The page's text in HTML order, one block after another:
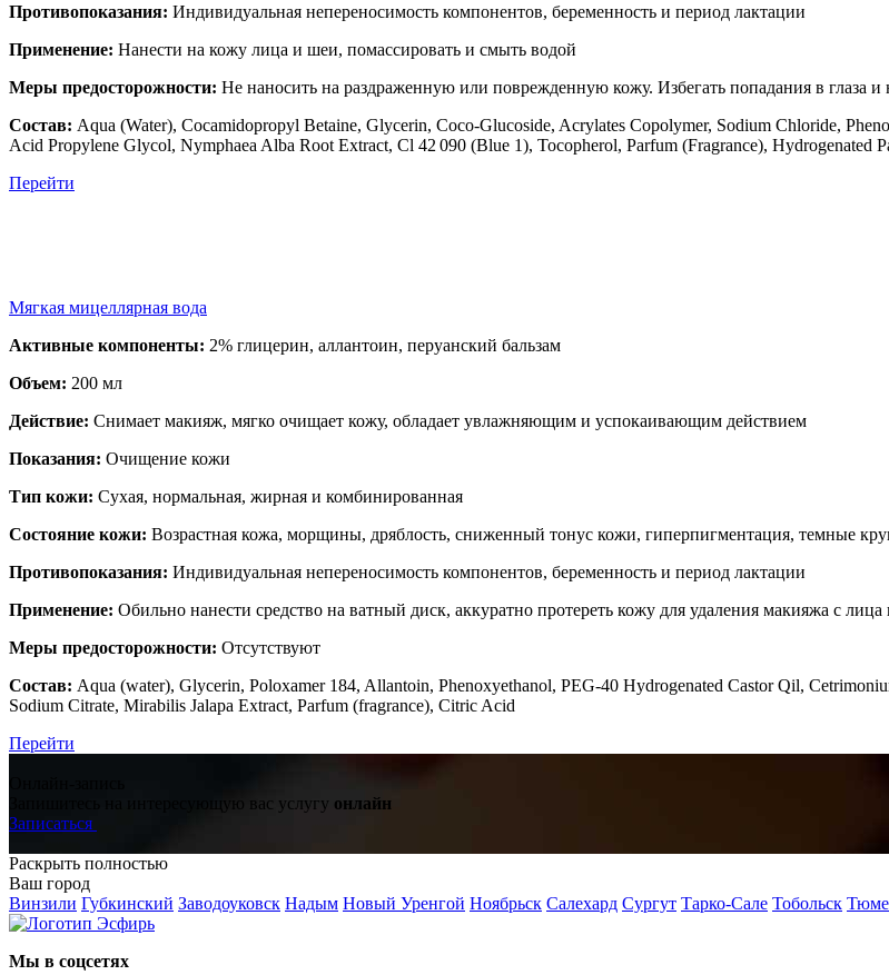
Противопоказания: Индивидуальная непереносимость компонентов, беременность и период лактации
Применение: Нанести на кожу лица и шеи, помассировать и смыть водой
Меры предосторожности: Не наносить на раздраженную или поврежденную кожу. Избегать попадания в глаза и
Состав: Aqua (Water), Cocamidopropyl Betaine, Glycerin, Coco-Glucoside, Acrylates Copolymer, Sodium Chloride,
Acid Propylene Glycol, Nymphaea Alba Root Extract, Cl 42 090 (Blue 1), Tocopherol, Parfum (Fragrance), Hydrogenated
Перейти
Мяг кая мицеллярная вода
Активные компоненты: 2% глицерин, аллантоин, перуанский бальзам
Объем: 200 мл
Действие: Снимает макияж, мягко очищает кожу, обладает увлажняющим и успокаивающим действием
Показания: Очищение кожи
Тип кожи: Сухая, нормальная, жирная и комбинированная
Состояние кожи: Возрастная кожа, морщины, дряблость, сниженный тонус кожи, гиперпигментация, темные
Противопоказания: Индивидуальная непереносимость компонентов, беременность и период лактации
Применение: Обильно нанести средство на ватный диск, аккуратно протереть кожу для удаления макияжа с лица
Меры предосторожности: Отсутствуют
Состав: Aqua (water), Glycerin, Poloxamer 184, Allantoin, Phenoxyethanol, PEG-40 Hydrogenated Castor Qil,
Sodium Citrate, Mirabilis Jalapa Extract, Parfum (fragrance), Citric Acid
Перейти
Запишитесь на интересующую вас услугу онлайн
Записаться
Раскрыть полностью
Ваш город
Винзили Губкинский Заводоуковск Надым Новый Уренгой Ноябрьск Салехард Сургут Тарко-Сале Тобольск
Мы в соцсетях